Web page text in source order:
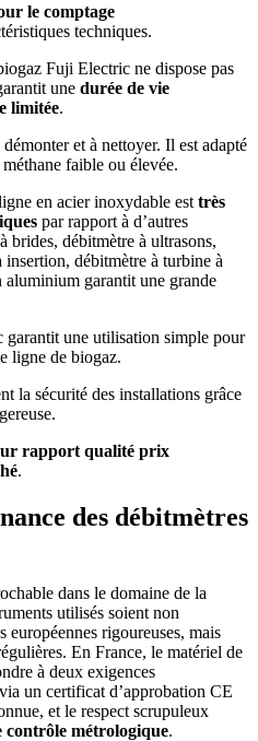
le comptage
techniques.
Fuji Electric ne dispose pas
une durée de vie
limitée.
et à nettoyer. Il est adapté
faible ou élevée.
en acier inoxydable est très
par rapport à d’autres
brides, débitmètre à ultrasons,
débitmètre à turbine à
aluminium garantit une grande
une utilisation simple pour
ligne de biogaz.
la sécurité des installations grâce
rapport qualité prix
.
des débitmètres
dans le domaine de la
utilisés soient non
européennes rigoureuses, mais
En France, le matériel de
à deux exigences
un certificat d’approbation CE
et le respect scrupuleux
contrôle métrologique.